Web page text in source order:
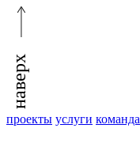
наверх
проекты услуги команда